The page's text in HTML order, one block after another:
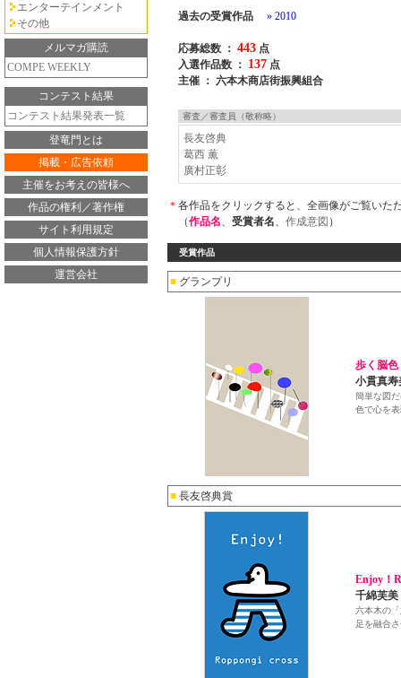
エンターテインメント
その他
メルマガ購読
COMPE WEEKLY
コンテスト結果
コンテスト結果発表一覧
登竜門とは
掲載・広告依頼
主催をお考えの皆様へ
作品の権利／著作権
サイト利用規定
個人情報保護方針
運営会社
過去の受賞作品 » 2010
応募総数 ： 443 点
入選作品数 ： 137 点
主催 ： 六本木商店街振興組合
審査／審査員（敬称略）
長友啓典
葛西 薫
廣村正彰
＊ 各作品をクリックすると、全画像がご覧いた
（作品名、 受賞者名、 作成意図 ）
受賞作品
■ グランプリ
歩く脳色
小貫真寿
簡単な図
色で心を
■ 長友啓典賞
Enjoy！
千綿芙美
六本木の
足を融合